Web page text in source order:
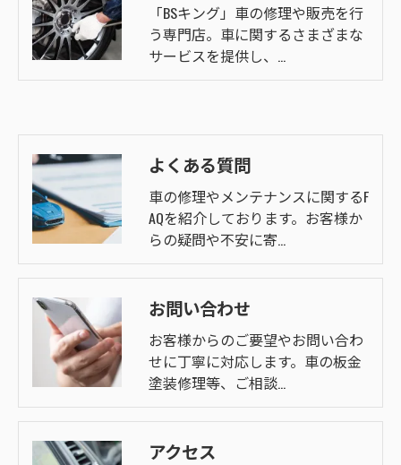
「BSキング」車の修理や販売を行
う専門店。車に関するさまざまな
サービスを提供し、…
よくある質問
車の修理やメンテナンスに関するF
AQを紹介しております。お客様か
らの疑問や不安に寄…
お問い合わせ
お客様からのご要望やお問い合わ
せに丁寧に対応します。車の板金
塗装修理等、ご相談…
アクセス